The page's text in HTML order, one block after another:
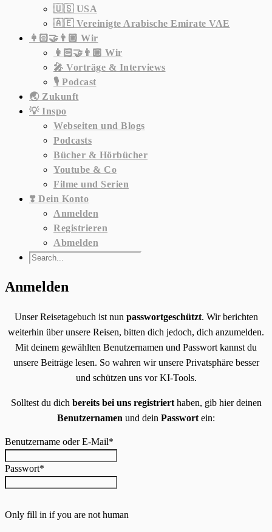
🇺🇸 USA
🇦🇪 Vereinigte Arabische Emirate VAE
👩🏻‍🤝‍👨🏼 Wir
👩🏻‍🤝‍👨🏼 Wir
🎤 Vorträge & Interviews
🎙️ Podcast
🌏 Zukunft
💡 Inspo
Webseiten und Blogs
Podcasts
Bücher & Hörbücher
Youtube & Co
Filme und Serien
❣️ Dein Konto
Anmelden
Registrieren
Abmelden
Anmelden
Unser Reisetagebuch ist nun passwortgeschützt. Wir berichten
weiterhin über unsere Reisen, bitten dich jedoch, dich anzumelden.
Mit deinem gewählten Benutzernamen und Passwort kannst du
unsere Beiträge lesen. So wahren wir unsere Privatsphäre besser
und schützen uns vor KI-Tools.
Solltest du dich bereits bei uns registrierthaben, gib hier deinen
Benutzernamen und dein Passwort ein:
Benutzername oder E-Mail*
Passwort*
Only fill in if you are not human